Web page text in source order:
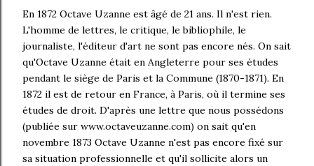
En 1872 Octave Uzanne est âgé de 21 ans. Il n'est rien.
L'homme de lettres, le critique, le bibliophile, le
journaliste, l'éditeur d'art ne sont pas encore nés. On sait
qu'Octave Uzanne était en Angleterre pour ses études
pendant le siège de Paris et la Commune (1870-1871). En
1872 il est de retour en France, à Paris, où il termine ses
études de droit. D'après une lettre que nous possédons
(publiée sur www.octaveuzanne.com) on sait qu'en
novembre 1873 Octave Uzanne n'est pas encore fixé sur
sa situation professionnelle et qu'il sollicite alors un